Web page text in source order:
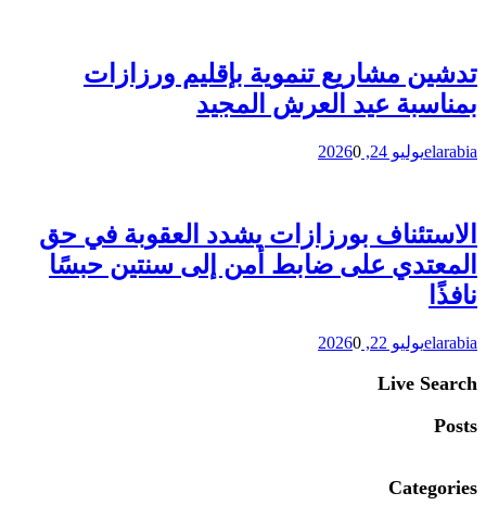
تدشين مشاريع تنموية بإقليم ورزازات
بمناسبة عيد العرش المجيد
elarabiaيوليو 24, 2026 0
الاستئناف بورزازات يشدد العقوبة في حق
المعتدي على ضابط أمن إلى سنتين حبسًا
نافذًا
elarabiaيوليو 22, 2026 0
Live Search
Posts
Categories